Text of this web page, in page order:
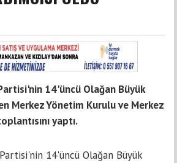
14'üncü Olağan Büyük
Merkez Yönetim Kurulu ve Merkez
yaptı.
14'üncü Olağan Büyük